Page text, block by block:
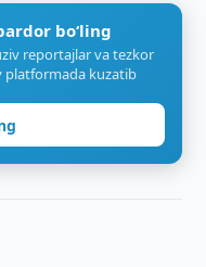
bo‘ling
reportajlar va tezkor
platformada kuzatib